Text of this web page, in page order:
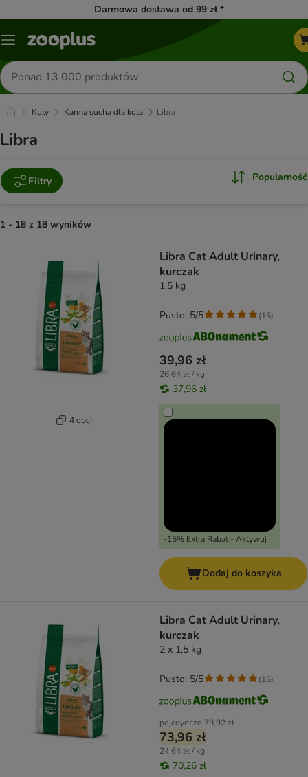
Darmowa dostawa od 99 zł *
Menu
Szukaj
produktów
Koty Karma sucha dla kota Libra
Libra
Filtry Popularność
1 - 18 z 18 wyników
4 opcji
Libra Cat Adult Urinary,
kurczak
1,5 kg
39,96 zł
26,64 zł / kg
37,96 zł
-15% Extra Rabat - Aktywuj
Pusto: 5/5 (15)
Dodaj do koszyka
Libra Cat Adult Urinary,
kurczak
2 x 1,5 kg
pojedynczo 79,92 zł
73,96 zł
24,64 zł / kg
70,26 zł
Pusto: 5/5 (15)